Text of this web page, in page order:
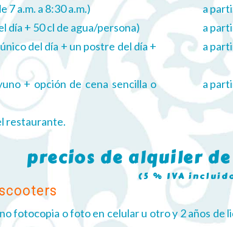
7 a.m. a 8:30 a.m.) a
día + 50 cl de agua/persona)
a
del día + un postre del día +
a
+ opción de cena sencilla o
a
restaurante.
precios de alquiler
(5 % IVA
fotocopia o foto en celular u otro y 2 años